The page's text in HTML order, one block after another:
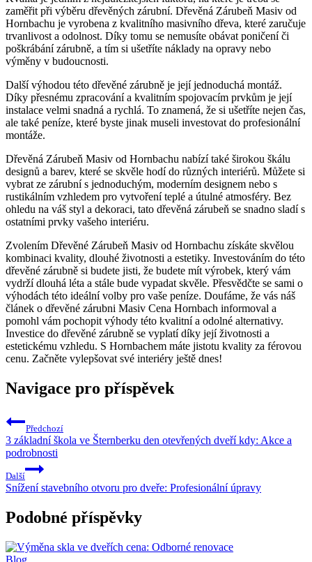
zaměřit při výběru dřevěných zárubní. Dřevěná Zárubeň Masiv od
Hornbachu je vyrobena z kvalitního masivního dřeva, které zaručuje
trvanlivost a odolnost. Díky tomu se nemusíte obávat poničení či
poškrábání zárubně, a tím si ušetříte náklady na opravy nebo
výměny v budoucnosti.
Další výhodou této dřevěné zárubně je její jednoduchá montáž.
Díky přesnému zpracování a kvalitním spojovacím prvkům je její
instalace velmi snadná a rychlá. To znamená, že si ušetříte nejen čas,
ale také peníze, které byste jinak museli investovat do profesionální
montáže.
Dřevěná Zárubeň Masiv od Hornbachu nabízí také širokou škálu
designů a barev, které se skvěle hodí do různých interiérů. Můžete si
vybrat ze zárubní s jednoduchým, moderním designem nebo s
rustikálním vzhledem pro vytvoření teplé a útulné atmosféry. Bez
ohledu na váš styl a dekoraci, tato dřevěná zárubeň se snadno sladí s
ostatními prvky vašeho interiéru.
Zvolením Dřevěné Zárubeň Masiv od Hornbachu získáte skvělou
kombinaci kvality, dlouhé životnosti a estetiky. Investováním do této
dřevěné zárubně si budete jisti, že budete mít výrobek, který vám
vydrží dlouhá léta a stále bude vypadat skvěle. Přesvědčte se sami o
výhodách této ideální volby pro vaše peníze. Doufáme, že vás náš
článek o dřevěné zárubni Masiv Cena Hornbach informoval a
pomohl vám pochopit výhody této kvalitní a odolné alternativy.
Investice do dřevěné zárubně se vyplatí díky její životnosti a
estetickému vzhledu. S Hornbachem máte jistotu kvality za férovou
cenu. Začněte vylepšovat své interiéry ještě dnes!
Navigace pro příspěvek
Předchozí
3 základní škola ve Šternberku den otevřených dveří kdy: Akce a
podrobnosti
Další
Snížení stavebního otvoru pro dveře: Profesionální úpravy
Podobné příspěvky
Blog